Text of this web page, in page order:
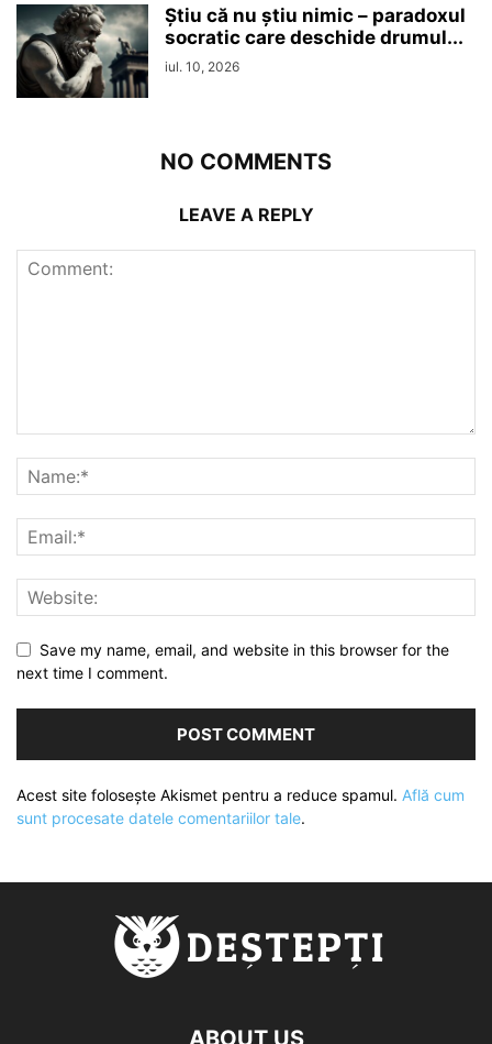
Ştiu că nu ştiu nimic – paradoxul
socratic care deschide drumul...
iul. 10, 2026
NO COMMENTS
LEAVE A REPLY
Save my name, email, and website in this browser for the
next time I comment.
Acest site folosește Akismet pentru a reduce spamul. Află cum
sunt procesate datele comentariilor tale.
ABOUT US